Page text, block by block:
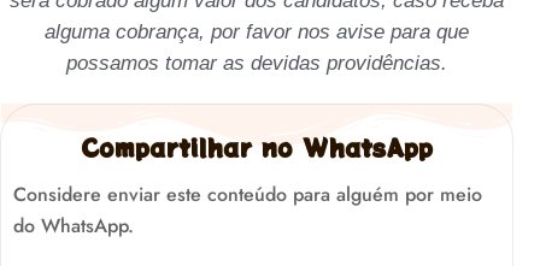
alguma cobrança, por favor nos avise para que
possamos tomar as devidas providências.
Compartilhar no WhatsApp
Considere enviar este conteúdo para alguém por meio
do WhatsApp.